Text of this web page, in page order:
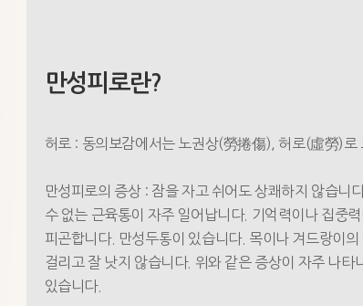
만성피로란?
허로 : 동의보감에서는 노권상(勞捲傷), 허로(虛勞)로
만성피로의 증상 : 잠을 자고 쉬어도 상쾌하지 않습니
수 없는 근육통이 자주 일어납니다. 기억력이나 집중
피곤합니다. 만성두통이 있습니다. 목이나 겨드랑이
걸리고 잘 낫지 않습니다. 위와 같은 증상이 자주 나타
있습니다.